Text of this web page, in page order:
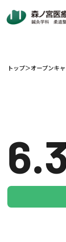
学科・コース紹介
トップ＞オープンキ